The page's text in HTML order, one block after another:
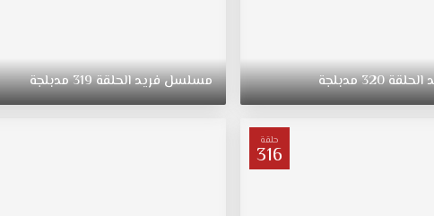
الحلقة320مدبلجة مسلسلفريدالحلقة319مدبلجة
حلقة
316